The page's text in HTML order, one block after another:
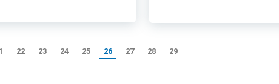
22 23 24 25 26 27 28 29